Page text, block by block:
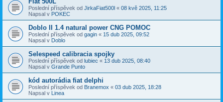
Poslední příspěvek od JirkaFiat500l « 08 kvě 2025, 11:25
Napsal v POKEC
Doblo II 1.4 natural power CNG POMOC
Poslední příspěvek od gagin « 15 dub 2025, 09:52
Napsal v Doblo
Selespeed calibracia spojky
Poslední příspěvek od lubiec « 13 dub 2025, 08:40
Napsal v Grande Punto
kód autorádia fiat delphi
Poslední příspěvek od Branemox « 03 dub 2025, 18:28
Napsal v Linea